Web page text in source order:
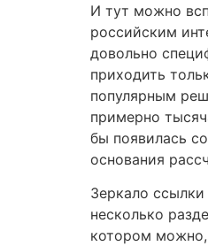
И тут можно
российским
довольно
приходить
популярным
примерно
бы появилась
основания
Зеркало
несколько
котором можно,